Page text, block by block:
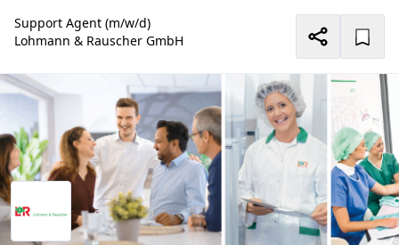
Support Agent (m/w/d)
Lohmann & Rauscher GmbH